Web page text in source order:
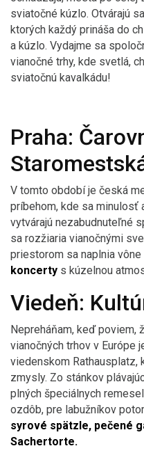
sviatočné kúzlo. Otvárajú
ktorých každý prináša do
a kúzlo. Vydajme sa
vianočné trhy, kde svetlá,
sviatočnú kavalkádu!
Praha:
V tomto období je česká
príbehom, kde sa minulosť
vytvárajú nezabudnuteľné
sa rozžiaria vianočnými
priestorom sa naplnia vône
koncerty s kúzelnou
Viedeň:
Nepreháňam, keď poviem,
vianočných trhov v Európe
viedenskom Rathausplatz,
zmysly. Zo stánkov
plných špeciálnych
ozdôb, pre labužníkov
syrové spätzle, pečené
Sachertorte.